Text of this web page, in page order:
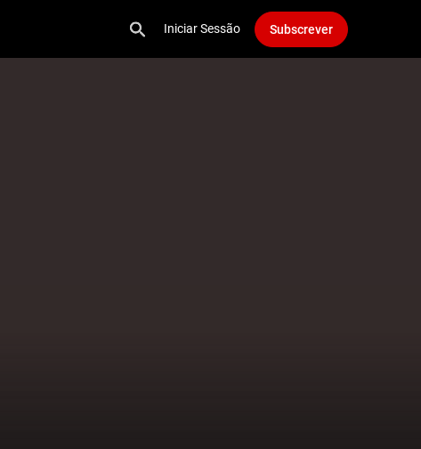
Iniciar Sessão Subscrever